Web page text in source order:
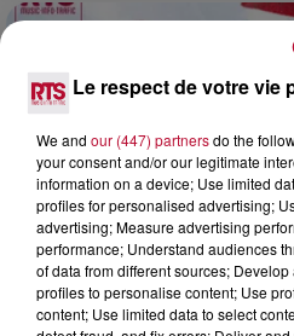
Le respect de votre vie
We and our (447) partnersdo the
your consent and/or our legitimate
information on a device; Use limited
profiles for personalised advertising;
advertising; Measure advertising
performance; Understand audiences
of data from different sources;
profiles to personalise content; Use
content; Use limited data to select